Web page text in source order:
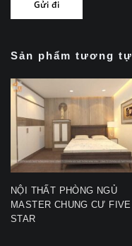
Sản phẩm tương tự
NỘI THẤT PHÒNG NGỦ
MASTER CHUNG CƯ FIVE
STAR